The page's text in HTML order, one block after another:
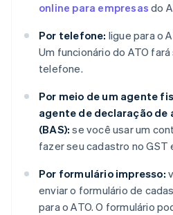
online para empresas do
Por telefone: ligue para o
Um funcionário do ATO
telefone.
Por meio de um agente
agente de declaração
(BAS): se você usar um
fazer seu cadastro no GST
Por formulário impresso:
enviar o formulário de
para o ATO. O formulário